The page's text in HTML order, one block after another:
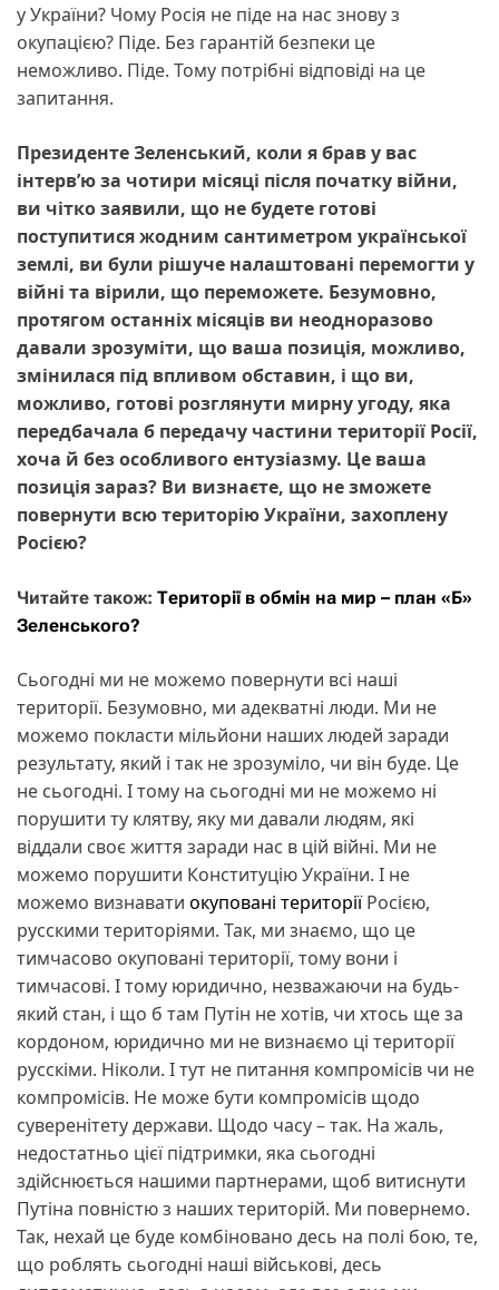
у України? Чому Росія не піде на нас знову з
окупацією? Піде. Без гарантій безпеки це
неможливо. Піде. Тому потрібні відповіді на це
запитання.
Президенте Зеленський, коли я брав у вас
інтерв’ю за чотири місяці після початку війни,
ви чітко заявили, що не будете готові
поступитися жодним сантиметром української
землі, ви були рішуче налаштовані перемогти у
війні та вірили, що переможете. Безумовно,
протягом останніх місяців ви неодноразово
давали зрозуміти, що ваша позиція, можливо,
змінилася під впливом обставин, і що ви,
можливо, готові розглянути мирну угоду, яка
передбачала б передачу частини території Росії,
хоча й без особливого ентузіазму. Це ваша
позиція зараз? Ви визнаєте, що не зможете
повернути всю територію України, захоплену
Росією?
Читайте також: Території в обмін на мир – план «Б»
Зеленського?
Сьогодні ми не можемо повернути всі наші
території. Безумовно, ми адекватні люди. Ми не
можемо покласти мільйони наших людей заради
результату, який і так не зрозуміло, чи він буде. Це
не сьогодні. І тому на сьогодні ми не можемо ні
порушити ту клятву, яку ми давали людям, які
віддали своє життя заради нас в цій війні. Ми не
можемо порушити Конституцію України. І не
можемо визнавати окуповані територіїРосією,
русскими територіями. Так, ми знаємо, що це
тимчасово окуповані території, тому вони і
тимчасові. І тому юридично, незважаючи на будь-
який стан, і що б там Путін не хотів, чи хтось ще за
кордоном, юридично ми не визнаємо ці території
русскіми. Ніколи. І тут не питання компромісів чи не
компромісів. Не може бути компромісів щодо
суверенітету держави. Щодо часу – так. На жаль,
недостатньо цієї підтримки, яка сьогодні
здійснюється нашими партнерами, щоб витиснути
Путіна повністю з наших територій. Ми повернемо.
Так, нехай це буде комбіновано десь на полі бою, те,
що роблять сьогодні наші військові, десь